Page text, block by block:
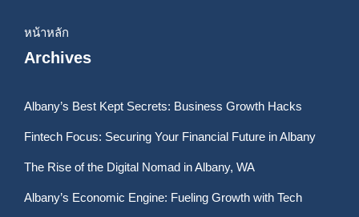
หน้าหลัก
Archives
Albany’s Best Kept Secrets: Business Growth Hacks
Fintech Focus: Securing Your Financial Future in Albany
The Rise of the Digital Nomad in Albany, WA
Albany’s Economic Engine: Fueling Growth with Tech